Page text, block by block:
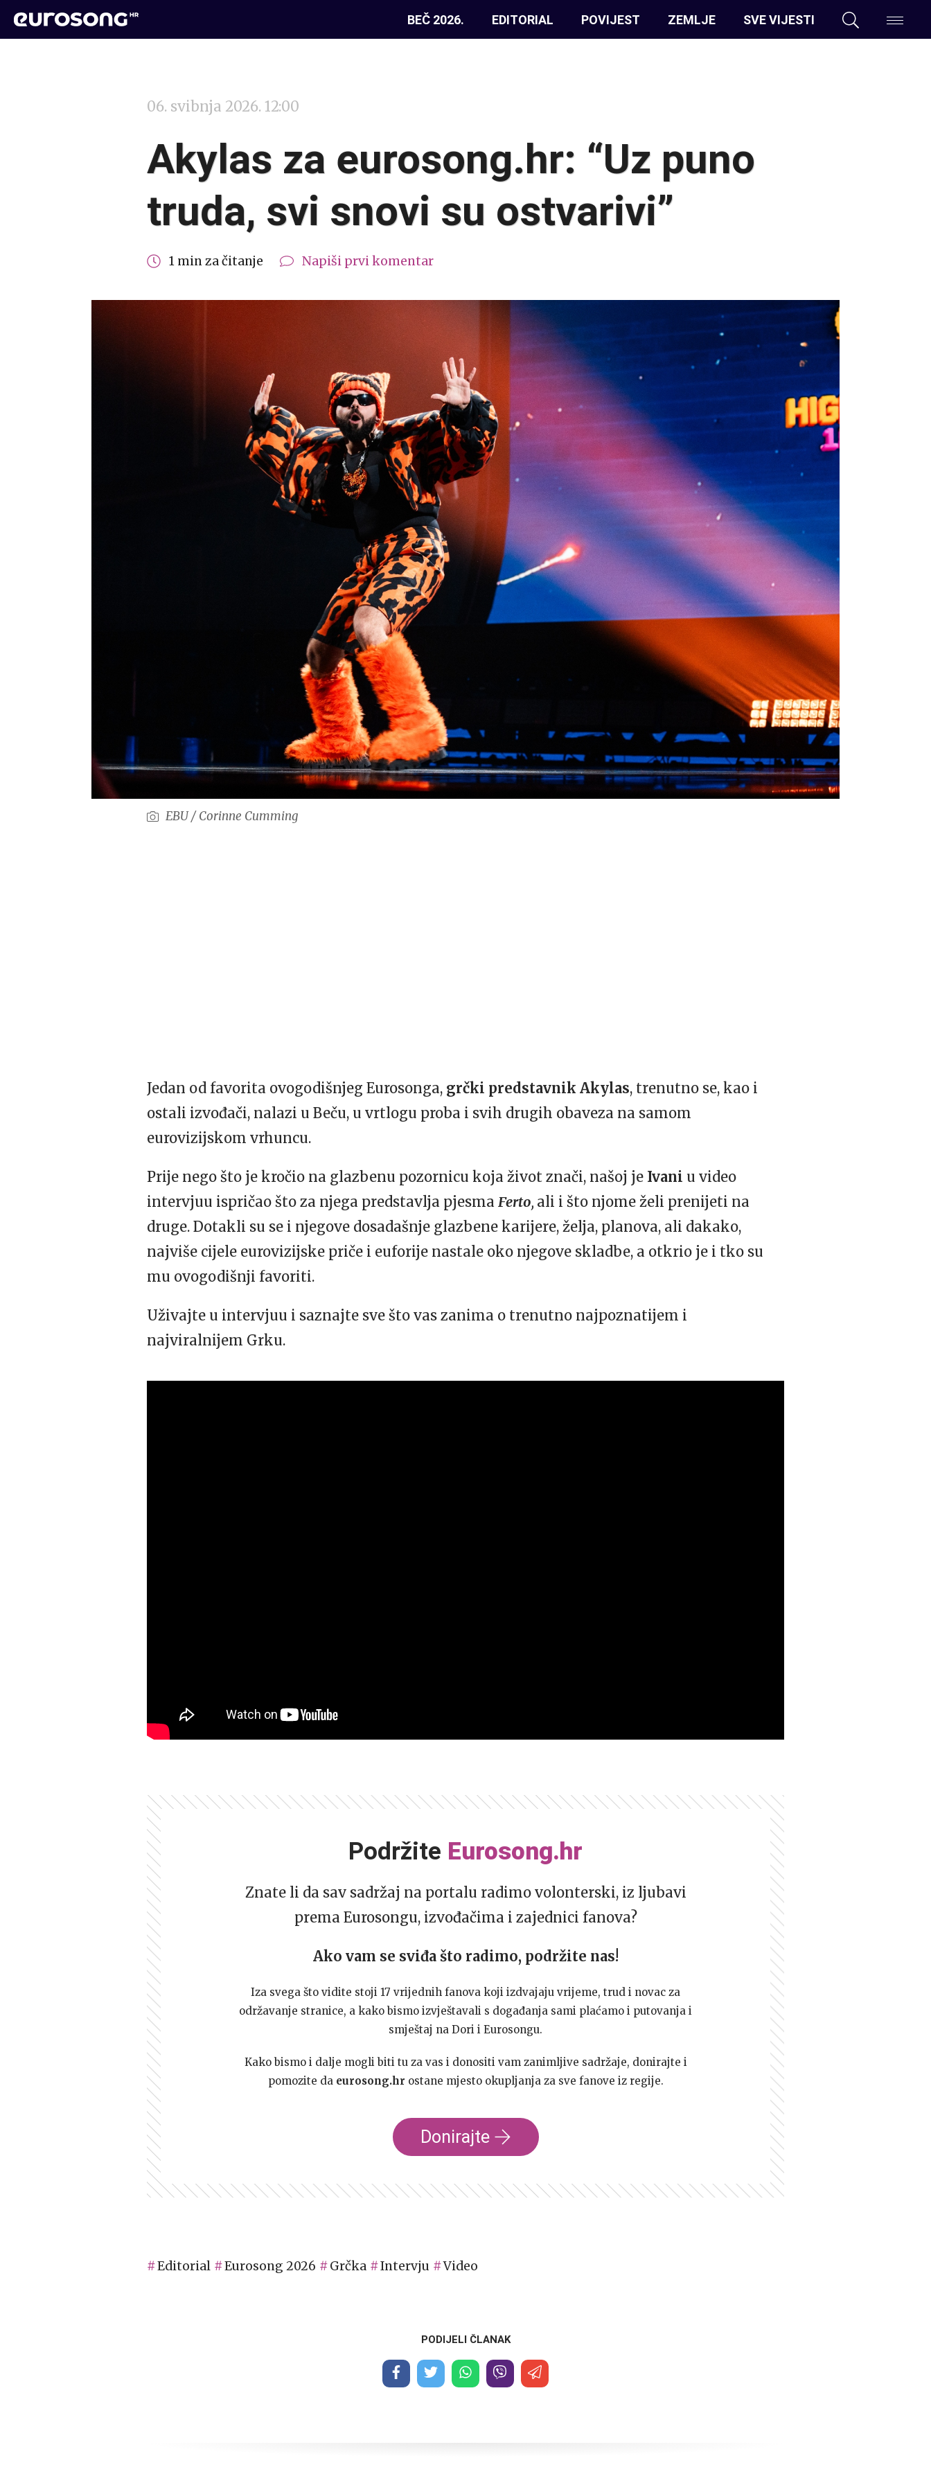
BEČ 2026. EDITORIAL POVIJEST ZEMLJE SVE VIJESTI
06. svibnja 2026. 12:00
Akylas za eurosong.hr: “Uz puno
truda, svi snovi su ostvarivi”
1 min za čitanje Napiši prvi komentar
EBU / Corinne Cumming
Jedan od favorita ovogodišnjeg Eurosonga, grčki predstavnik Akylas, trenutno se, kao i
ostali izvođači, nalazi u Beču, u vrtlogu proba i svih drugih obaveza na samom
eurovizijskom vrhuncu.
Prije nego što je kročio na glazbenu pozornicu koja život znači, našoj je Ivani u video
intervjuu ispričao što za njega predstavlja pjesma Ferto, ali i što njome želi prenijeti na
druge. Dotakli su se i njegove dosadašnje glazbene karijere, želja, planova, ali dakako,
najviše cijele eurovizijske priče i euforije nastale oko njegove skladbe, a otkrio je i tko su
mu ovogodišnji favoriti.
Uživajte u intervjuu i saznajte sve što vas zanima o trenutno najpoznatijem i
najviralnijem Grku.
Podržite Eurosong.hr
Znate li da sav sadržaj na portalu radimo volonterski, iz ljubavi
prema Eurosongu, izvođačima i zajednici fanova?
Ako vam se sviđa što radimo, podržite nas!
Iza svega što vidite stoji 17 vrijednih fanova koji izdvajaju vrijeme, trud i novac za
održavanje stranice, a kako bismo izvještavali s događanja sami plaćamo i putovanja i
smještaj na Dori i Eurosongu.
Kako bismo i dalje mogli biti tu za vas i donositi vam zanimljive sadržaje, donirajte i
pomozite da eurosong.hr ostane mjesto okupljanja za sve fanove iz regije.
Donirajte
Editorial Eurosong 2026 Grčka Intervju Video
PODIJELI ČLANAK